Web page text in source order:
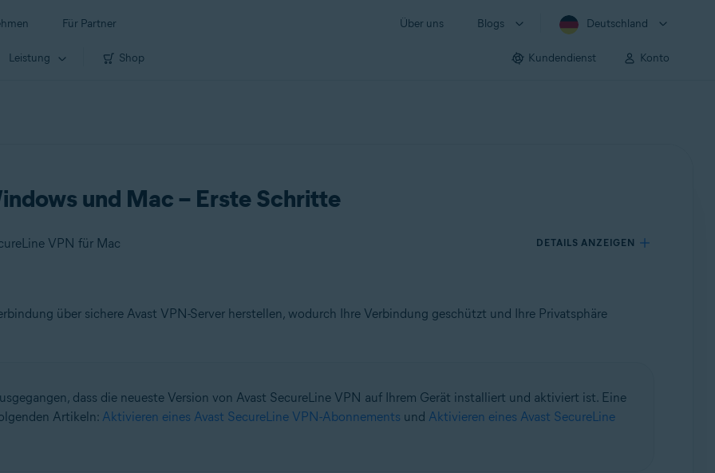
Für Partner Über uns Blogs Deutschland
Leistung Shop Kundendienst Konto
und Mac – Erste Schritte
VPN für Mac DETAILS ANZEIGEN
– 32-/64-Bit
über sichere Avast VPN-Server herstellen, wodurch Ihre Verbindung geschützt und Ihre Privatsphäre
dass die neueste Version von Avast SecureLine VPN auf Ihrem Gerät installiert und aktiviert ist. Eine
Artikeln: Aktivieren eines Avast SecureLine VPN-Abonnements und Aktivieren eines Avast SecureLine